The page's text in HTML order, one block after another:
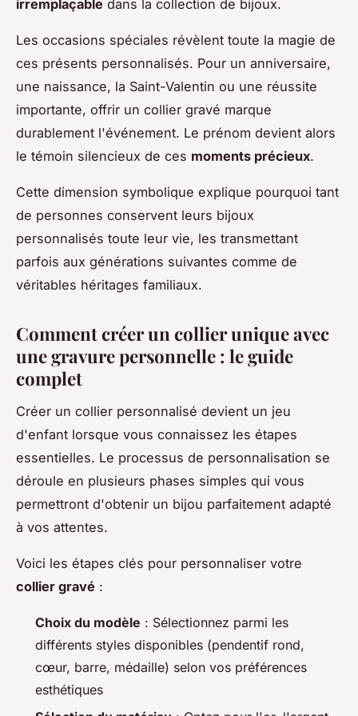
irremplaçable dans la collection de bijoux.
Les occasions spéciales révèlent toute la magie de
ces présents personnalisés. Pour un anniversaire,
une naissance, la Saint-Valentin ou une réussite
importante, offrir un collier gravé marque
durablement l'événement. Le prénom devient alors
le témoin silencieux de ces moments précieux.
Cette dimension symbolique explique pourquoi tant
de personnes conservent leurs bijoux
personnalisés toute leur vie, les transmettant
parfois aux générations suivantes comme de
véritables héritages familiaux.
Comment créer un collier unique avec
une gravure personnelle : le guide
complet
Créer un collier personnalisé devient un jeu
d'enfant lorsque vous connaissez les étapes
essentielles. Le processus de personnalisation se
déroule en plusieurs phases simples qui vous
permettront d'obtenir un bijou parfaitement adapté
à vos attentes.
Voici les étapes clés pour personnaliser votre
collier gravé :
Choix du modèle : Sélectionnez parmi les
différents styles disponibles (pendentif rond,
cœur, barre, médaille) selon vos préférences
esthétiques